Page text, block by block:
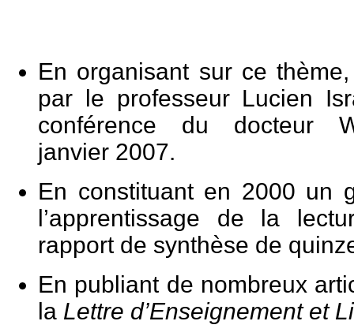
En organisant sur ce
par le professeur Lucien
conférence du docteur
janvier 2007.
En constituant en 2000 un
l’apprentissage de la
rapport de synthèse de
En publiant de nombreux
la Lettre d’Enseignement et